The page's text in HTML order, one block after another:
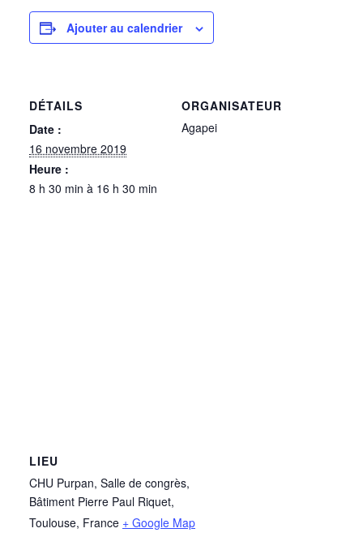
Ajouter au calendrier
DÉTAILS
Date :
16 novembre 2019
Heure :
8 h 30 min à 16 h 30 min
ORGANISATEUR
Agapei
LIEU
CHU Purpan, Salle de congrès,
Bâtiment Pierre Paul Riquet,
Toulouse, France + Google Map